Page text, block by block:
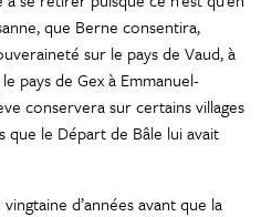
que Berne consentira,
sur le pays de Vaud, à
pays de Gex à Emmanuel-
conservera sur certains villages
que le Départ de Bâle lui avait
d’années avant que la